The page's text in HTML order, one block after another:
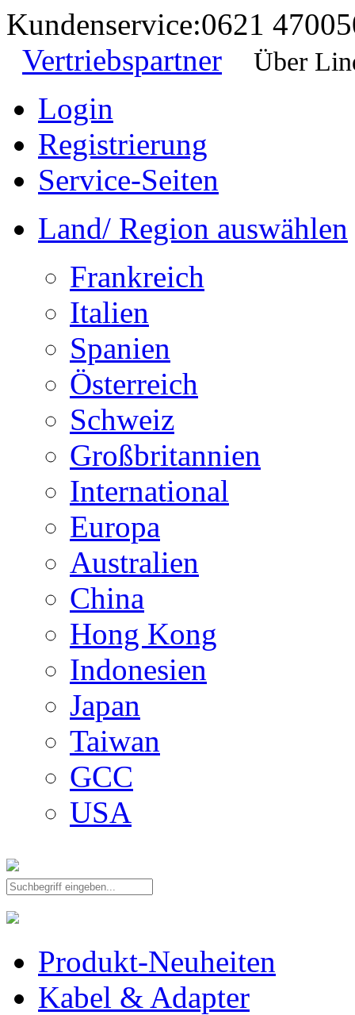
Kundenservice:0621
Vertriebspartner
Über
Login
Registrierung
Service-Seiten
Land/ Region auswählen
Frankreich
Italien
Spanien
Österreich
Schweiz
Großbritannien
International
Europa
Australien
China
Hong Kong
Indonesien
Japan
Taiwan
GCC
USA
Produkt-Neuheiten
Kabel & Adapter